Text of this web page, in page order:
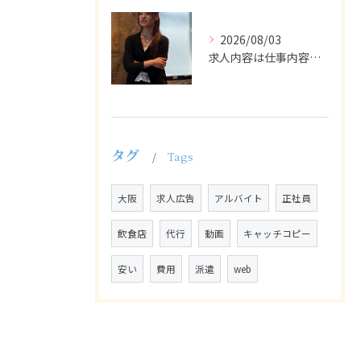
2026/08/03
求人内容は仕事内容や条件を具体的かつわかりやすく記載し、応募...
タグ Tags
大阪 求人広告 アルバイト 正社員
飲食店 代行 動画 キャッチコピー
安い 費用 派遣 web